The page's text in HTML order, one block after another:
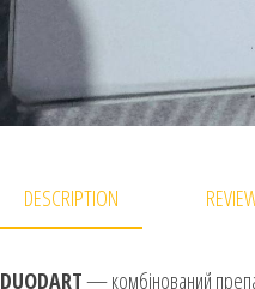
DESCRIPTION
DUODART— комбінований